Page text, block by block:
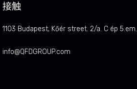
接触
1103 Budapest, Kőér street. 2/a. C ép 5.em.
info@QFDGROUP.com